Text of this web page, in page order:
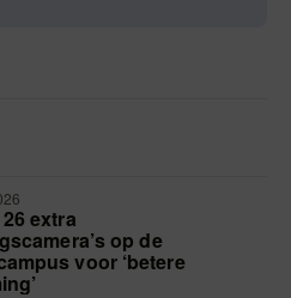
extra
op de
voor ‘betere